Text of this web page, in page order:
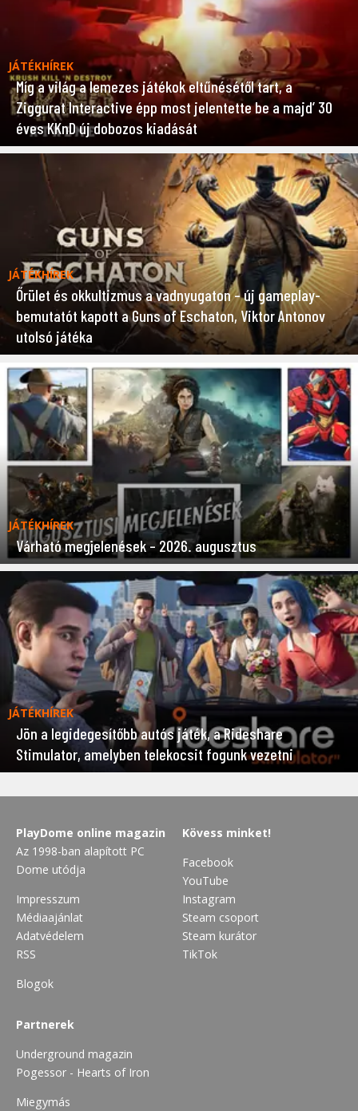
JÁTÉKHÍREK
Míg a világ a lemezes játékok eltűnésétől tart, a
Ziggurat Interactive épp most jelentette be a majd’ 30
éves KKnD új dobozos kiadását
JÁTÉKHÍREK
Őrület és okkultizmus a vadnyugaton – új gameplay-
bemutatót kapott a Guns of Eschaton, Viktor Antonov
utolsó játéka
JÁTÉKHÍREK
Várható megjelenések – 2026. augusztus
JÁTÉKHÍREK
Jön a legidegesítőbb autós játék, a Rideshare
Stimulator, amelyben telekocsit fogunk vezetni
PlayDome online magazin
Az 1998-ban alapított PC
Dome utódja
Impresszum
Médiaajánlat
Adatvédelem
RSS
Blogok
Kövess minket!
Facebook
YouTube
Instagram
Steam csoport
Steam kurátor
TikTok
Partnerek
Underground magazin
Pogessor - Hearts of Iron
Miegymás